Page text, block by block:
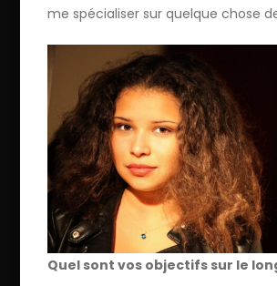
me spécialiser sur quelque chose
Quel sont vos objectifs sur le